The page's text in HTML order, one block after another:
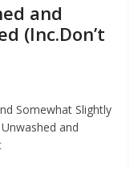
and
(Inc.Don’t
Somewhat Slightly
and